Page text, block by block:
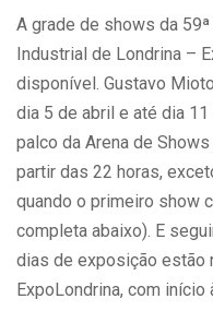
A grade de shows da
Industrial de Londrina –
disponível. Gustavo
dia 5 de abril e até dia
palco da Arena de
partir das 22 horas,
quando o primeiro show
completa abaixo). E
dias de exposição estão
ExpoLondrina, com início